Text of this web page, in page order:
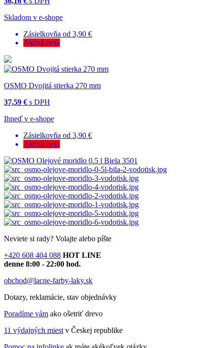
Skladom v e-shope
Zásielkovňa od 3,90 €
Akčná cena
OSMO Dvojitá stierka 270 mm
37,59 € s DPH
Ihneď v e-shope
Zásielkovňa od 3,90 €
Akčná cena
Neviete si rady? Volajte alebo píšte
+420 608 404 088 HOT LINE
denne 8:00 - 22:00 hod.
obchod@lacne-farby-laky.sk
Dotazy, reklamácie, stav objednávky
Poradíme vám ako ošetriť drevo
11 výdajných miest v Českej republike